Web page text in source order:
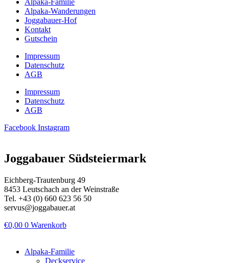
Alpaka-Familie
Alpaka-Wanderungen
Joggabauer-Hof
Kontakt
Gutschein
Impressum
Datenschutz
AGB
Impressum
Datenschutz
AGB
Facebook Instagram
Joggabauer Südsteiermark
Eichberg-Trautenburg 49
8453 Leutschach an der Weinstraße
Tel. +43 (0) 660 623 56 50
servus@joggabauer.at
€0,00 0 Warenkorb
Alpaka-Familie
Deckservice